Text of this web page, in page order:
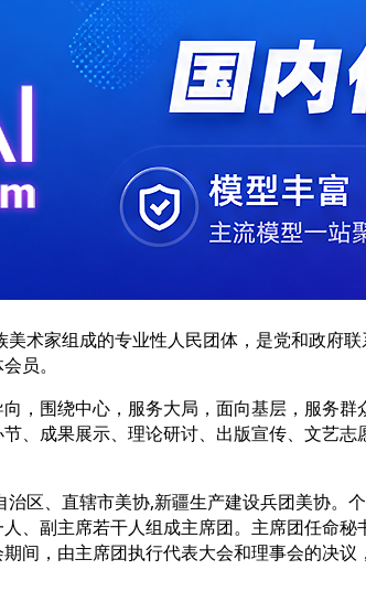
术家组成的专业性人民团体，是党和政府
员。
围绕中心，服务大局，面向基层，服务群
、成果展示、理论研讨、出版宣传、文艺
区、直辖市美协,新疆生产建设兵团美协。
、副主席若干人组成主席团。主席团任命
间，由主席团执行代表大会和理事会的决